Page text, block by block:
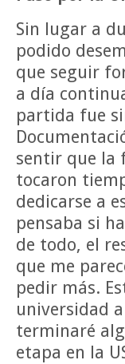
Sin lugar a
podido
que seguir
a día
partida fue
sentir que la
tocaron
dedicarse a
pensaba si
de todo, el
que me
pedir más.
universidad
terminaré
etapa en la